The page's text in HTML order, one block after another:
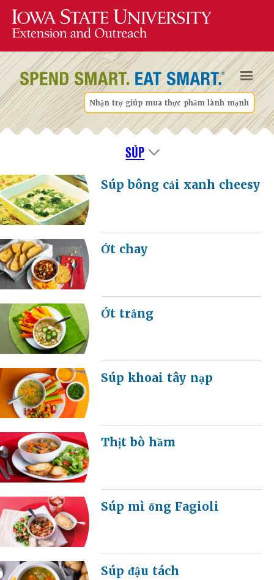
Nhận trợ giúp mua thực phẩm lành mạnh
SÚP
Súp bông cải xanh cheesy
Ớt chay
Ớt trắng
Súp khoai tây nạp
Thịt bò hầm
Súp mì ống Fagioli
Súp đậu tách